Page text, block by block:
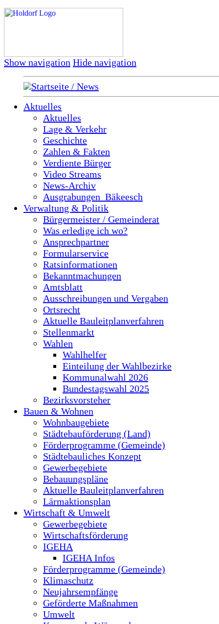
Show navigation Hide navigation
Startseite / News
Aktuelles
Aktuelles
Lage & Verkehr
Geschichte
Zahlen & Fakten
Verdiente Bürger
Video Streams
News-Archiv
Ausgrabungen_Bäkeesch
Verwaltung & Politik
Bürgermeister / Gemeinderat
Was erledige ich wo?
Ansprechpartner
Formularservice
Ratsinformationen
Bekanntmachungen
Amtsblatt
Ausschreibungen und Vergaben
Ortsrecht
Aktuelle Bauleitplanverfahren
Stellenmarkt
Wahlen
Wahlhelfer
Einteilung der Wahlbezirke
Kommunalwahl 2026
Bundestagswahl 2025
Bezirksvorsteher
Bauen & Wohnen
Wohnbaugebiete
Städtebauförderung (Land)
Förderprogramme (Gemeinde)
Städtebauliches Konzept
Gewerbegebiete
Bebauungspläne
Aktuelle Bauleitplanverfahren
Lärmaktionsplan
Wirtschaft & Umwelt
Gewerbegebiete
Wirtschaftsförderung
IGEHA
IGEHA Infos
Förderprogramme (Gemeinde)
Klimaschutz
Neujahrsempfänge
Geförderte Maßnahmen
Umwelt